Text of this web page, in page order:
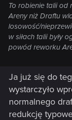
To robienie talii od
Areny niż Draftu
losowość/
w siłach talii były
powód reworku
Ja już się do
wystarczyło
normalnego
redukcję